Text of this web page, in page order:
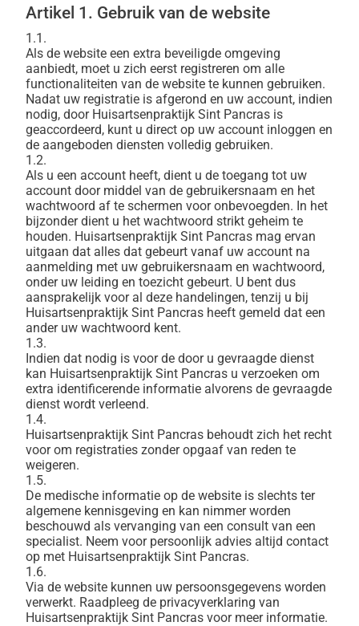
Artikel 1. Gebruik van de website
1.1.
Als de website een extra beveiligde omgeving
aanbiedt, moet u zich eerst registreren om alle
functionaliteiten van de website te kunnen gebruiken.
Nadat uw registratie is afgerond en uw account, indien
nodig, door Huisartsenpraktijk Sint Pancras is
geaccordeerd, kunt u direct op uw account inloggen en
de aangeboden diensten volledig gebruiken.
1.2.
Als u een account heeft, dient u de toegang tot uw
account door middel van de gebruikersnaam en het
wachtwoord af te schermen voor onbevoegden. In het
bijzonder dient u het wachtwoord strikt geheim te
houden. Huisartsenpraktijk Sint Pancras mag ervan
uitgaan dat alles dat gebeurt vanaf uw account na
aanmelding met uw gebruikersnaam en wachtwoord,
onder uw leiding en toezicht gebeurt. U bent dus
aansprakelijk voor al deze handelingen, tenzij u bij
Huisartsenpraktijk Sint Pancras heeft gemeld dat een
ander uw wachtwoord kent.
1.3.
Indien dat nodig is voor de door u gevraagde dienst
kan Huisartsenpraktijk Sint Pancras u verzoeken om
extra identificerende informatie alvorens de gevraagde
dienst wordt verleend.
1.4.
Huisartsenpraktijk Sint Pancras behoudt zich het recht
voor om registraties zonder opgaaf van reden te
weigeren.
1.5.
De medische informatie op de website is slechts ter
algemene kennisgeving en kan nimmer worden
beschouwd als vervanging van een consult van een
specialist. Neem voor persoonlijk advies altijd contact
op met Huisartsenpraktijk Sint Pancras.
1.6.
Via de website kunnen uw persoonsgegevens worden
verwerkt. Raadpleeg de privacyverklaring van
Huisartsenpraktijk Sint Pancras voor meer informatie.